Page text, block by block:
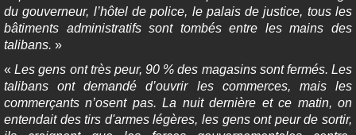
du gouverneur, l’hôtel de police, le palais de justice, tous les
bâtiments administratifs sont tombés entre les mains des
talibans. »
«Les gens ont très peur, 90 % des magasins sont fermés. Les
talibans ont demandé d’ouvrir les commerces, mais les
commerçants n’osent pas. La nuit dernière et ce matin, on
entendait des tirs d'armes légères, les gens ont peur de sortir,